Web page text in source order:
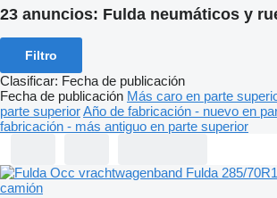
23 anuncios: Fulda neumáticos y
Filtro
Clasificar: Fecha de publicación
Fecha de publicación Más caro en parte
parte superiorAño de fabricación - nuevo en
fabricación - más antiguo en parte superior